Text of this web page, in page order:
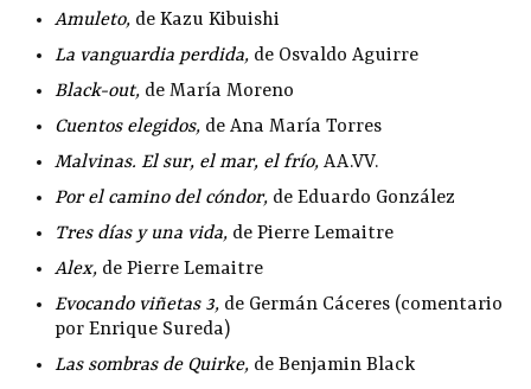
Amuleto, de Kazu Kibuishi
La vanguardia perdida, de Osvaldo Aguirre
Black-out,de María Moreno
Cuentos elegidos, de Ana María Torres
Malvinas. El sur, el mar, el frío, AA.VV.
Por el camino del cóndor, de Eduardo González
Tres días y una vida, de Pierre Lemaitre
Alex, de Pierre Lemaitre
Evocando viñetas 3, de Germán Cáceres (comentario
por Enrique Sureda)
Las sombras de Quirke, de Benjamin Black